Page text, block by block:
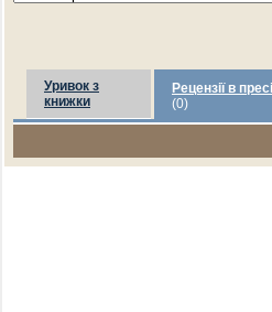
Уривок з
книжки
Рецензії в пресі
(0)